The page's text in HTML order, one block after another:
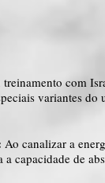
com
variantes
Ao canalizar a
a capacidade de